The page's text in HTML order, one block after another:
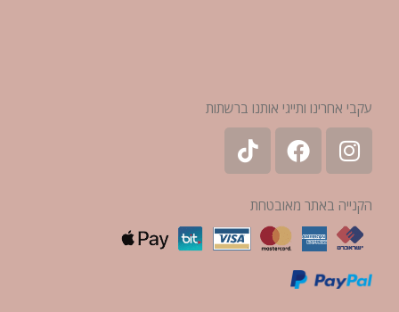
עקבי אחרינו ותייגי אותנו ברשתות
הקנייה באתר מאובטחת